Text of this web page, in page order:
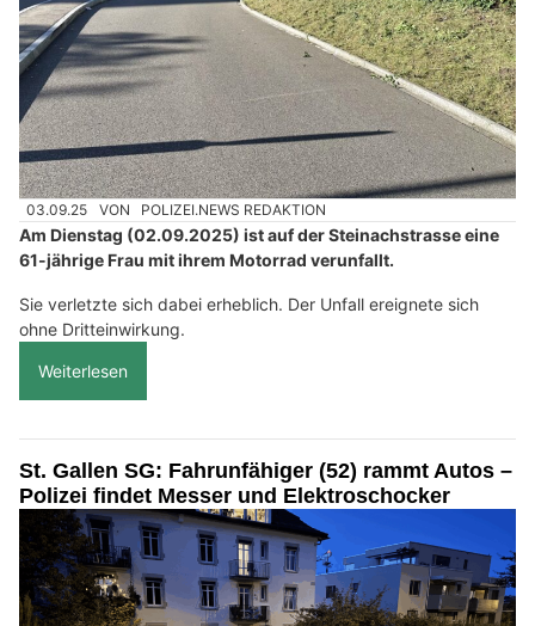
03.09.25 VON POLIZEI.NEWS REDAKTION
Am Dienstag (02.09.2025) ist auf der Steinachstrasse eine
61-jährige Frau mit ihrem Motorrad verunfallt.
Sie verletzte sich dabei erheblich. Der Unfall ereignete sich
ohne Dritteinwirkung.
Weiterlesen
St. Gallen SG: Fahrunfähiger (52) rammt Autos –
Polizei findet Messer und Elektroschocker